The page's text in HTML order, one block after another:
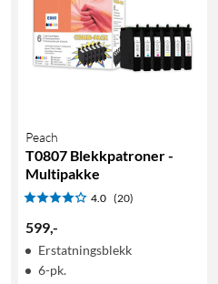
Peach
T0807 Blekkpatroner -
Multipakke
4.0 (20)
599,-
Erstatningsblekk
6-pk.